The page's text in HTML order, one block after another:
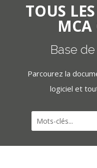
TOUS
MCA
Base
Parcourez la
logiciel et